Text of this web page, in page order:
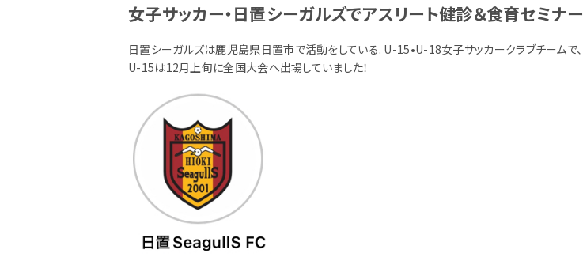
女子サッカー・日置シーガルズでアスリート健診＆食育セミナー
日置シーガルズは鹿児島県日置市で活動をしている. U-15•U-18女子サッカークラブチームで、
U-15は12月上旬に全国大会へ出場していました！